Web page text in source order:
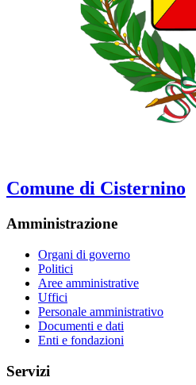
Comune di Cisternino
Amministrazione
Organi di governo
Politici
Aree amministrative
Uffici
Personale amministrativo
Documenti e dati
Enti e fondazioni
Servizi